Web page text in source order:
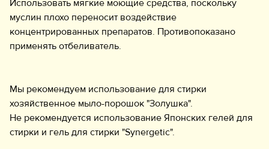
Использовать мягкие моющие средства, поскольку
муслин плохо переносит воздействие
концентрированных препаратов. Противопоказано
применять отбеливатель.
Мы рекомендуем использование для стирки
хозяйственное мыло-порошок "Золушка".
Не рекомендуется использование Японских гелей для
стирки и гель для стирки "Synergetic".